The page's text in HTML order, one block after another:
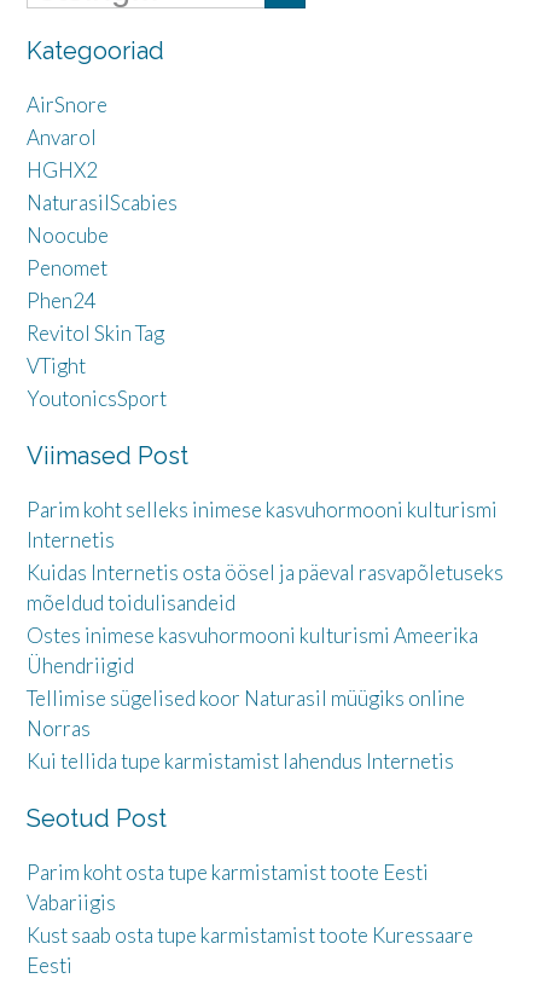
Kategooriad
AirSnore
Anvarol
HGHX2
NaturasilScabies
Noocube
Penomet
Phen24
Revitol Skin Tag
VTight
YoutonicsSport
Viimased Post
Parim koht selleks inimese kasvuhormooni kulturismi
Internetis
Kuidas Internetis osta öösel ja päeval rasvapõletuseks
mõeldud toidulisandeid
Ostes inimese kasvuhormooni kulturismi Ameerika
Ühendriigid
Tellimise sügelised koor Naturasil müügiks online
Norras
Kui tellida tupe karmistamist lahendus Internetis
Seotud Post
Parim koht osta tupe karmistamist toote Eesti
Vabariigis
Kust saab osta tupe karmistamist toote Kuressaare
Eesti